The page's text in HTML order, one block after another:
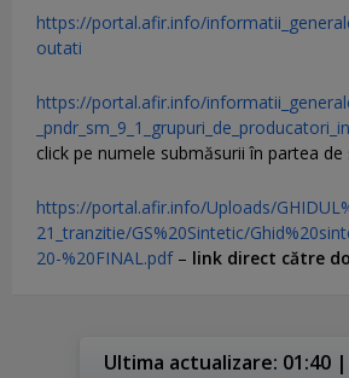
https://portal.afir.info/
outati
https://portal.afir.info/
click pe numele submăsurii în partea de
https://portal.afir.info/Uploads/
21_tranzitie/GS%20Sintetic/
20-%20FINAL.pdf– link direct către
Ultima actualizare: 01:40 |